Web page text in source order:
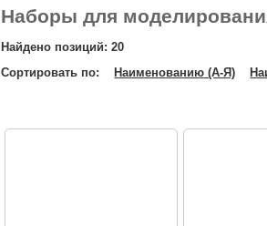
Наборы для
Найдено позиций: 20
Сортировать по:Наименованию (А-Я)